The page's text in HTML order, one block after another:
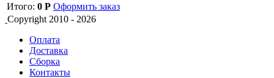
Итого: 0 Р Оформить заказ
Copyright 2010 - 2026
Оплата
Доставка
Сборка
Контакты